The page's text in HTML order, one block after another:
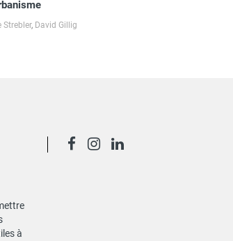
Strebler, David Gillig
à